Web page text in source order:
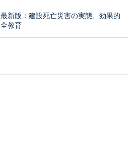
新版：建設死亡災害の実態、効果的
教育